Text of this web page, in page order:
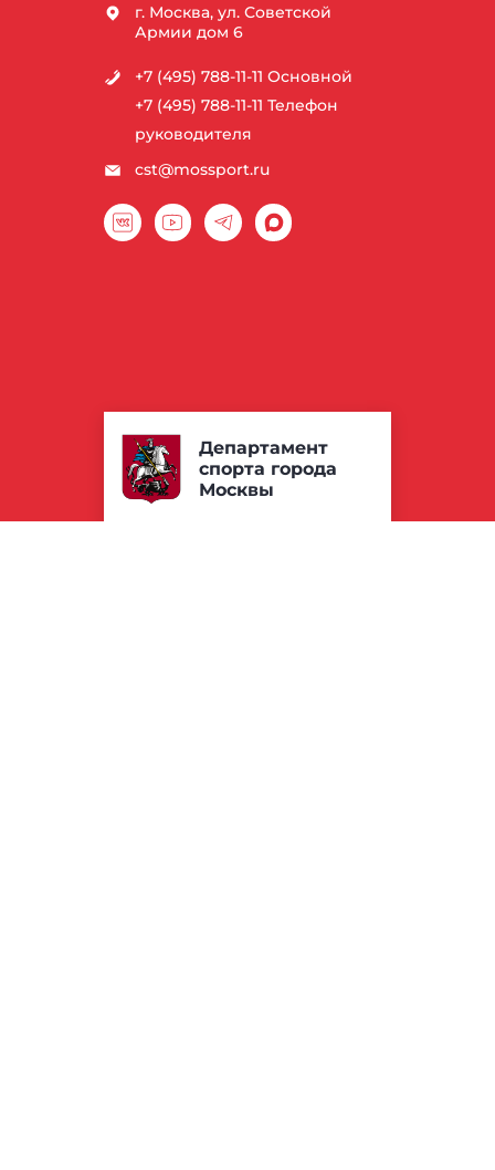
г. Москва, ул. Советской
Армии дом 6
+7 (495) 788-11-11 Основной
+7 (495) 788-11-11 Телефон
руководителя
cst@mossport.ru
Департамент
спорта города
Москвы